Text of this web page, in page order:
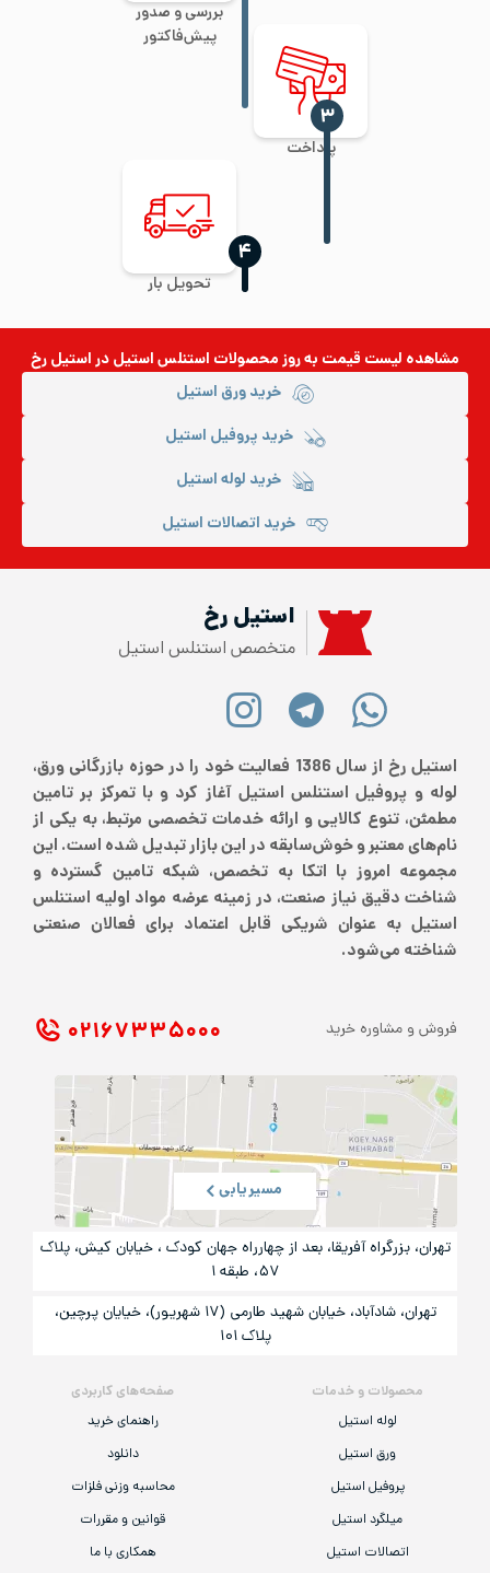
بررسی و صدور
پیش‌فاکتور
پرداخت
‍۳
تحویل بار
‍۴
مشاهده لیست قیمت به روزمحصولات استنلس استیلدر استیل رخ
خرید ورق استیل
خرید پروفیل استیل
خرید لوله استیل
خرید اتصالات استیل
استیل رخ
متخصص استنلس استیل
استیل رخ از سال 1386 فعالیت خود را در حوزه بازرگانی ورق،
لوله و پروفیل استنلس استیل آغاز کرد و با تمرکز بر تامین
مطمئن، تنوع کالایی و ارائه خدمات تخصصی مرتبط، به یکی از
نام‌های معتبر و خوش‌سابقه در این بازار تبدیل شده است. این
مجموعه امروز با اتکا به تخصص، شبکه تامین گسترده و
شناخت دقیق نیاز صنعت، در زمینه عرضه مواد اولیه استنلس
استیل به عنوان شریکی قابل اعتماد برای فعالان صنعتی
شناخته می‌شود.
محصولات و خدمات
لوله استیل
ورق استیل
پروفیل استیل
میلگرد استیل
اتصالات استیل
صفحه‌های کاربردی
راهنمای خرید
دانلود
محاسبه وزنی فلزات
قوانین و مقررات
همکاری با ما
فروش و مشاوره خرید ۰۲۱ ۶۷۳۳۵۰۰۰
مسیریابی
تهران، بزرگراه آفریقا، بعد از چهارراه جهان کودک ، خیابان کیش، پلاک
۵۷، طبقه ۱
تهران، شادآباد، خیابان شهید طارمی (۱۷ شهریور)، خیایان پرچین،
پلاک ۱۰۱